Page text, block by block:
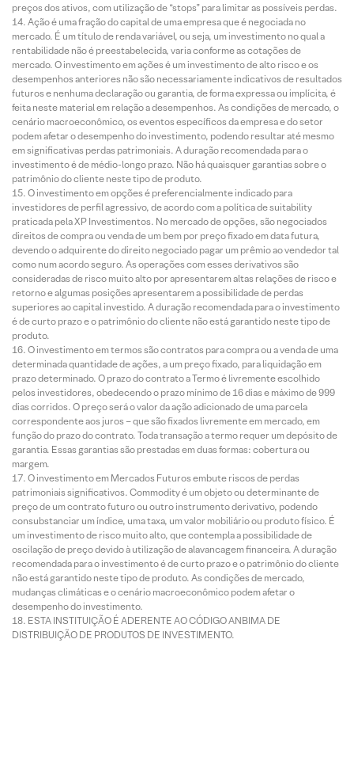
preços dos ativos, com utilização de “stops” para limitar as possíveis perdas.
Ação é uma fração do capital de uma empresa que é negociada no
mercado. É um título de renda variável, ou seja, um investimento no qual a
rentabilidade não é preestabelecida, varia conforme as cotações de
mercado. O investimento em ações é um investimento de alto risco e os
desempenhos anteriores não são necessariamente indicativos de resultados
futuros e nenhuma declaração ou garantia, de forma expressa ou implícita, é
feita neste material em relação a desempenhos. As condições de mercado, o
cenário macroeconômico, os eventos específicos da empresa e do setor
podem afetar o desempenho do investimento, podendo resultar até mesmo
em significativas perdas patrimoniais. A duração recomendada para o
investimento é de médio-longo prazo. Não há quaisquer garantias sobre o
patrimônio do cliente neste tipo de produto.
O investimento em opções é preferencialmente indicado para
investidores de perfil agressivo, de acordo com a política de suitability
praticada pela XP Investimentos. No mercado de opções, são negociados
direitos de compra ou venda de um bem por preço fixado em data futura,
devendo o adquirente do direito negociado pagar um prêmio ao vendedor tal
como num acordo seguro. As operações com esses derivativos são
consideradas de risco muito alto por apresentarem altas relações de risco e
retorno e algumas posições apresentarem a possibilidade de perdas
superiores ao capital investido. A duração recomendada para o investimento
é de curto prazo e o patrimônio do cliente não está garantido neste tipo de
produto.
O investimento em termos são contratos para compra ou a venda de uma
determinada quantidade de ações, a um preço fixado, para liquidação em
prazo determinado. O prazo do contrato a Termo é livremente escolhido
pelos investidores, obedecendo o prazo mínimo de 16 dias e máximo de 999
dias corridos. O preço será o valor da ação adicionado de uma parcela
correspondente aos juros – que são fixados livremente em mercado, em
função do prazo do contrato. Toda transação a termo requer um depósito de
garantia. Essas garantias são prestadas em duas formas: cobertura ou
margem.
O investimento em Mercados Futuros embute riscos de perdas
patrimoniais significativos. Commodity é um objeto ou determinante de
preço de um contrato futuro ou outro instrumento derivativo, podendo
consubstanciar um índice, uma taxa, um valor mobiliário ou produto físico. É
um investimento de risco muito alto, que contempla a possibilidade de
oscilação de preço devido à utilização de alavancagem financeira. A duração
recomendada para o investimento é de curto prazo e o patrimônio do cliente
não está garantido neste tipo de produto. As condições de mercado,
mudanças climáticas e o cenário macroeconômico podem afetar o
desempenho do investimento.
ESTA INSTITUIÇÃO É ADERENTE AO CÓDIGO ANBIMA DE
DISTRIBUIÇÃO DE PRODUTOS DE INVESTIMENTO.